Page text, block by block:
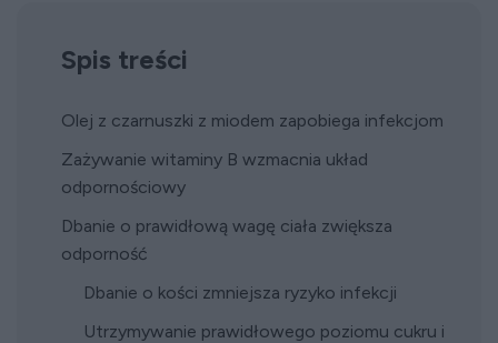
Spis treści
Olej z czarnuszki z miodem zapobiega infekcjom
Zażywanie witaminy B wzmacnia układ
odpornościowy
Dbanie o prawidłową wagę ciała zwiększa
odporność
Dbanie o kości zmniejsza ryzyko infekcji
Utrzymywanie prawidłowego poziomu cukru i